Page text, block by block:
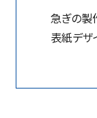
急ぎの製
表紙デザ